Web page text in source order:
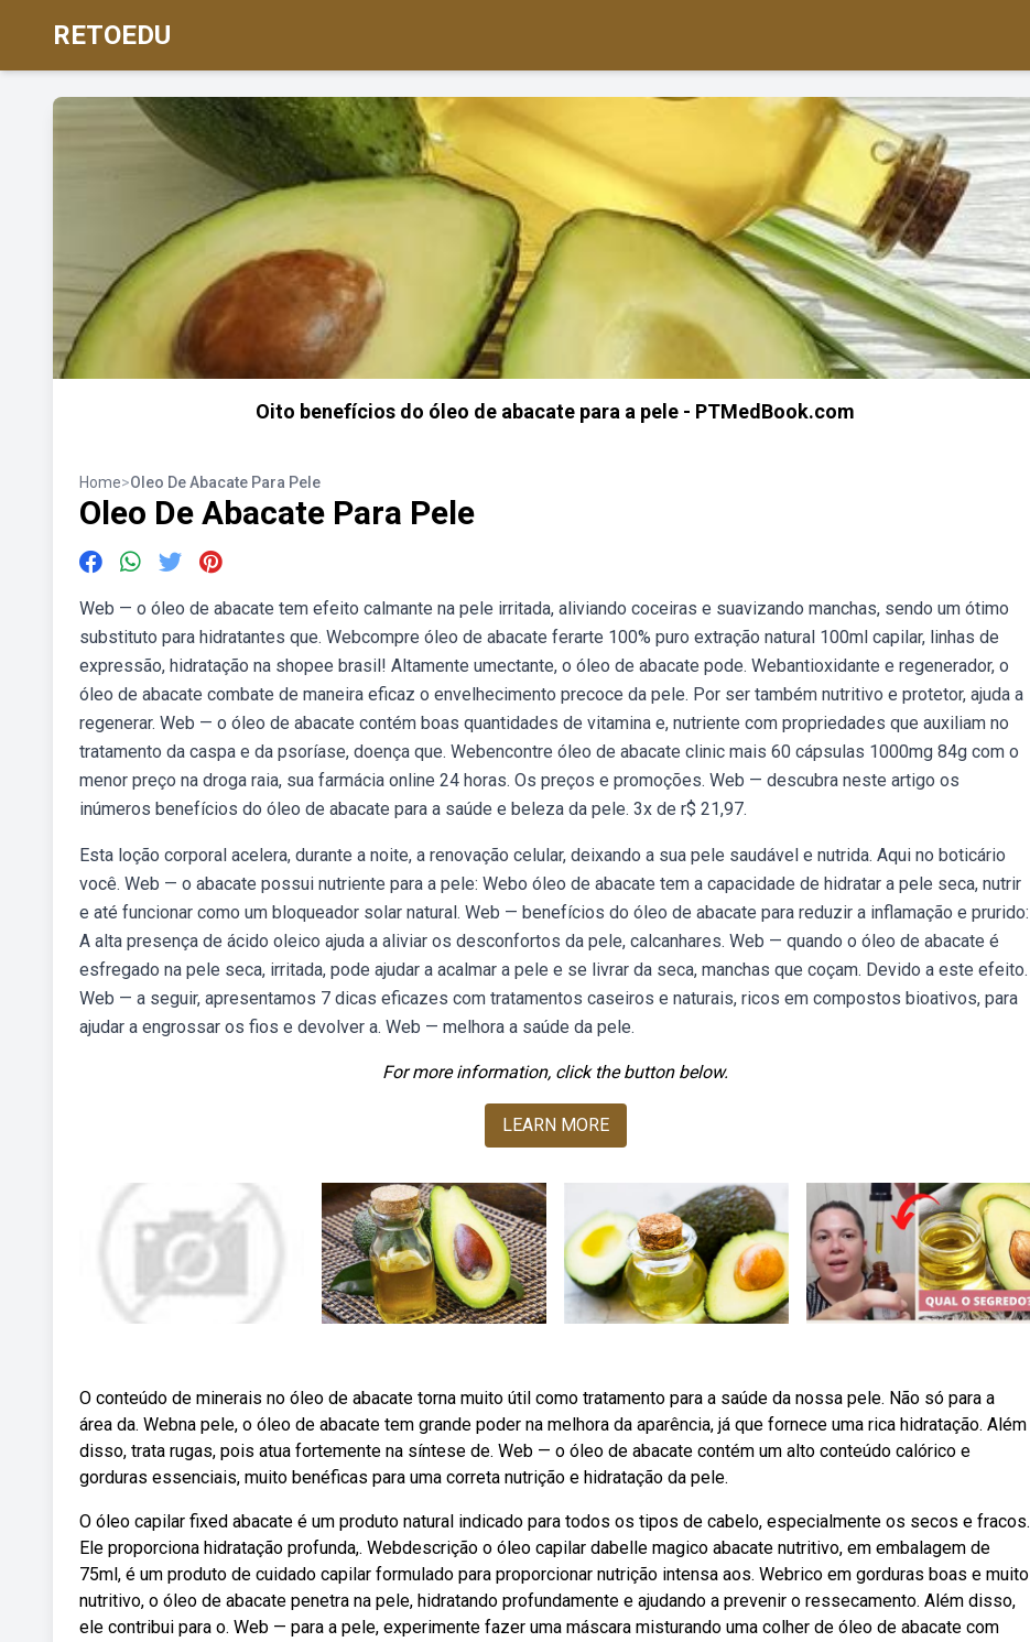
RETOEDU
Oito benefícios do óleo de abacate para a pele - PTMedBook.com
Home>Oleo De Abacate Para Pele
Oleo De Abacate Para Pele
Web — o óleo de abacate tem efeito calmante na pele irritada, aliviando coceiras e suavizando manchas, sendo um ótimo
substituto para hidratantes que. Webcompre óleo de abacate ferarte 100% puro extração natural 100ml capilar, linhas de
expressão, hidratação na shopee brasil! Altamente umectante, o óleo de abacate pode. Webantioxidante e regenerador, o
óleo de abacate combate de maneira eficaz o envelhecimento precoce da pele. Por ser também nutritivo e protetor, ajuda a
regenerar. Web — o óleo de abacate contém boas quantidades de vitamina e, nutriente com propriedades que auxiliam no
tratamento da caspa e da psoríase, doença que. Webencontre óleo de abacate clinic mais 60 cápsulas 1000mg 84g com o
menor preço na droga raia, sua farmácia online 24 horas. Os preços e promoções. Web — descubra neste artigo os
inúmeros benefícios do óleo de abacate para a saúde e beleza da pele. 3x de r$ 21,97.
Esta loção corporal acelera, durante a noite, a renovação celular, deixando a sua pele saudável e nutrida. Aqui no boticário
você. Web — o abacate possui nutriente para a pele: Webo óleo de abacate tem a capacidade de hidratar a pele seca, nutrir
e até funcionar como um bloqueador solar natural. Web — benefícios do óleo de abacate para reduzir a inflamação e prurido:
A alta presença de ácido oleico ajuda a aliviar os desconfortos da pele, calcanhares. Web — quando o óleo de abacate é
esfregado na pele seca, irritada, pode ajudar a acalmar a pele e se livrar da seca, manchas que coçam. Devido a este efeito.
Web — a seguir, apresentamos 7 dicas eficazes com tratamentos caseiros e naturais, ricos em compostos bioativos, para
ajudar a engrossar os fios e devolver a. Web — melhora a saúde da pele.
For more information, click the button below.
LEARN MORE
O conteúdo de minerais no óleo de abacate torna muito útil como tratamento para a saúde da nossa pele. Não só para a
área da. Webna pele, o óleo de abacate tem grande poder na melhora da aparência, já que fornece uma rica hidratação. Além
disso, trata rugas, pois atua fortemente na síntese de. Web — o óleo de abacate contém um alto conteúdo calórico e
gorduras essenciais, muito benéficas para uma correta nutrição e hidratação da pele.
O óleo capilar fixed abacate é um produto natural indicado para todos os tipos de cabelo, especialmente os secos e fracos.
Ele proporciona hidratação profunda,. Webdescrição o óleo capilar dabelle magico abacate nutritivo, em embalagem de
75ml, é um produto de cuidado capilar formulado para proporcionar nutrição intensa aos. Webrico em gorduras boas e muito
nutritivo, o óleo de abacate penetra na pele, hidratando profundamente e ajudando a prevenir o ressecamento. Além disso,
ele contribui para o. Web — para a pele, experimente fazer uma máscara misturando uma colher de óleo de abacate com